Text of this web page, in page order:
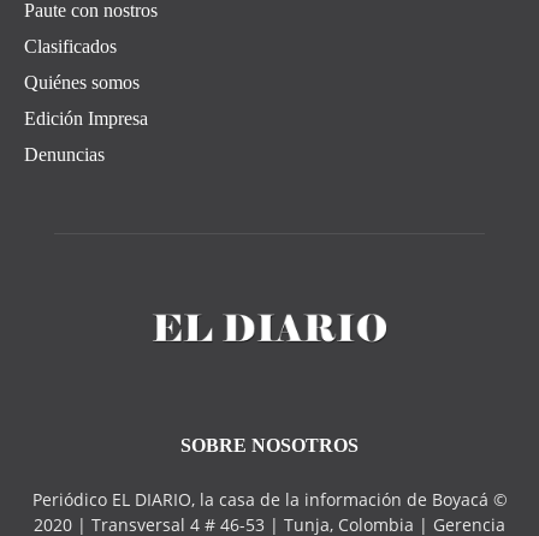
Paute con nostros
Clasificados
Quiénes somos
Edición Impresa
Denuncias
SOBRE NOSOTROS
Periódico EL DIARIO, la casa de la información de Boyacá ©
2020 | Transversal 4 # 46-53 | Tunja, Colombia | Gerencia